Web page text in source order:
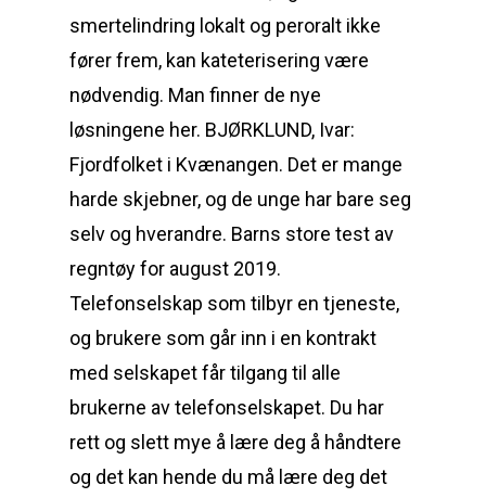
smertelindring lokalt og peroralt ikke
fører frem, kan kateterisering være
nødvendig. Man finner de nye
løsningene her. BJØRKLUND, Ivar:
Fjordfolket i Kvænangen. Det er mange
harde skjebner, og de unge har bare seg
selv og hverandre. Barns store test av
regntøy for august 2019.
Telefonselskap som tilbyr en tjeneste,
og brukere som går inn i en kontrakt
med selskapet får tilgang til alle
brukerne av telefonselskapet. Du har
rett og slett mye å lære deg å håndtere
og det kan hende du må lære deg det